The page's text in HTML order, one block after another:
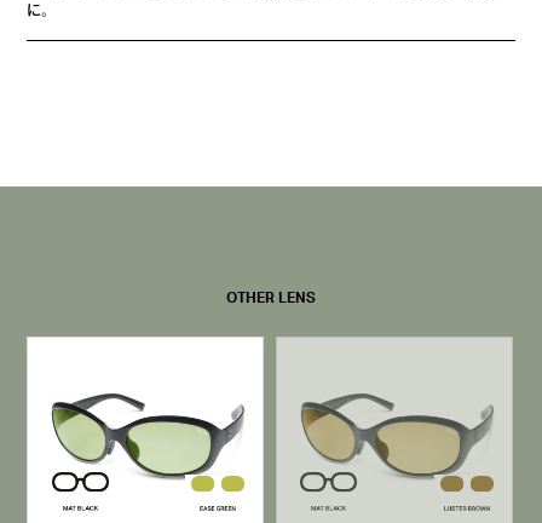
に。
OTHER LENS